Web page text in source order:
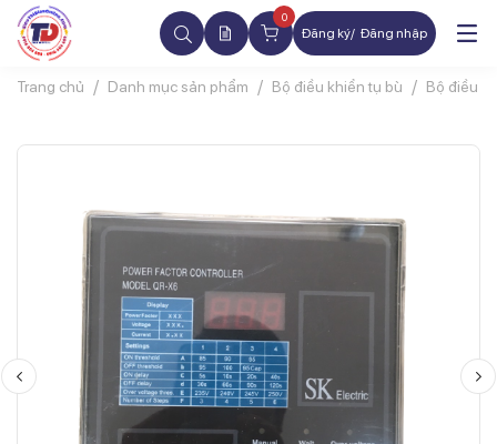
0
Đăng ký Đăng nhập
Trang chủ Danh mục sản phẩm Bộ điều khiển tụ bù Bộ điều